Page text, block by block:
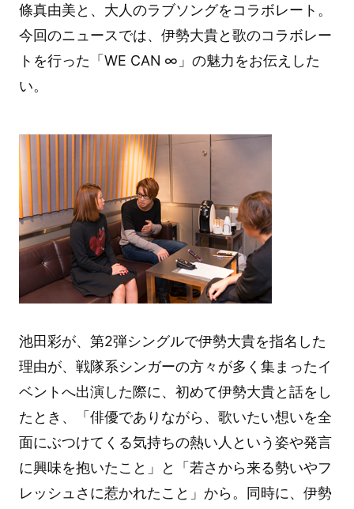
條真由美と、大人のラブソングをコラボレート。
今回のニュースでは、伊勢大貴と歌のコラボレー
トを行った「WE CAN ∞」の魅力をお伝えした
い。
池田彩が、第2弾シングルで伊勢大貴を指名した
理由が、戦隊系シンガーの方々が多く集まったイ
ベントへ出演した際に、初めて伊勢大貴と話をし
たとき、「俳優でありながら、歌いたい想いを全
面にぶつけてくる気持ちの熱い人という姿や発言
に興味を抱いたこと」と「若さから来る勢いやフ
レッシュさに惹かれたこと」から。同時に、伊勢